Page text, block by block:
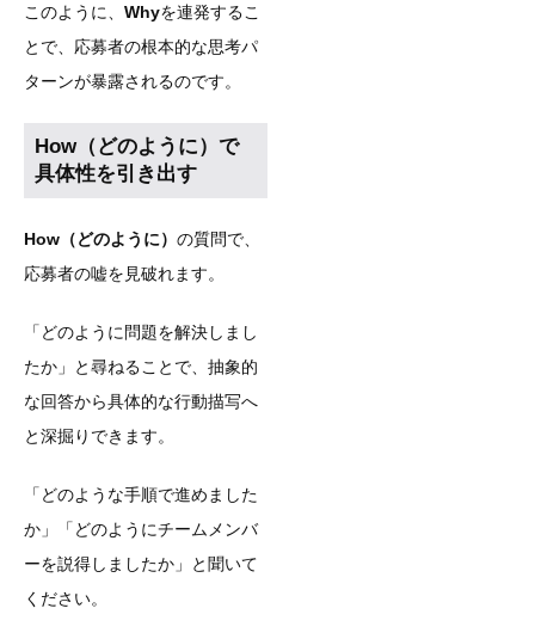
このように、 Whyを連発するこ
とで、応募者の根本的な思考パ
ターンが暴露されるのです。
How（どのように）で
具体性を引き出す
How（どのように） の質問で、
応募者の嘘を見破れます。
「どのように問題を解決しまし
たか」と尋ねることで、抽象的
な回答から具体的な行動描写へ
と深掘りできます。
「どのような手順で進めました
か」「どのようにチームメンバ
ーを説得しましたか」と聞いて
ください。